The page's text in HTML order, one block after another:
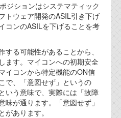
ジションはシステマティック
トウェア開発のASIL引き下げ
コンのASILを下げることを考
る可能性があることから、
ます。マイコンへの初期安全
イコンから特定機能のON信
で、「意図せず」というの
いう意味で、実際には「故障
味が通ります。「意図せず」
があります。